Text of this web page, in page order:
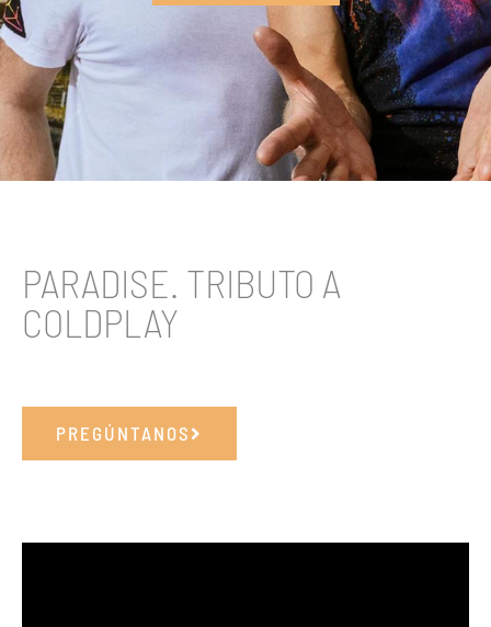
PARADISE. TRIBUTO A
COLDPLAY
PREGÚNTANOS